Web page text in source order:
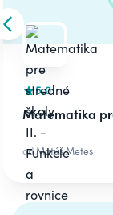
Skip to previous
5.0
Matematika
odMatúš Metes